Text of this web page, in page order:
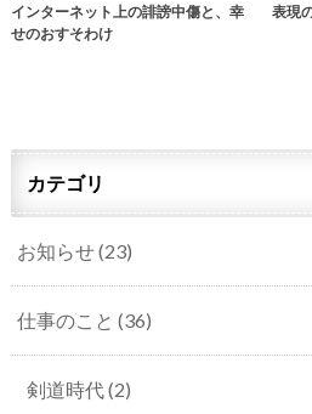
インターネット上の誹謗中傷と、幸
せのおすそわけ
表現
カテゴリ
お知らせ(23)
仕事のこと (36)
剣道時代(2)